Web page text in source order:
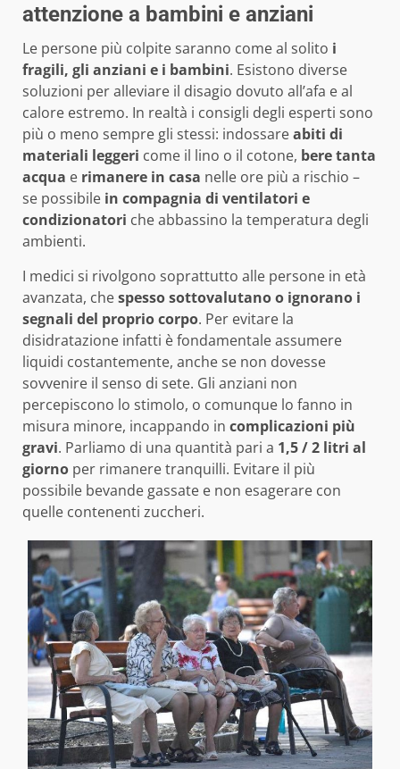
attenzione a bambini e anziani
Le persone più colpite saranno come al solito i
fragili, gli anziani e i bambini. Esistono diverse
soluzioni per alleviare il disagio dovuto all’afa e al
calore estremo. In realtà i consigli degli esperti sono
più o meno sempre gli stessi: indossareabiti di
materiali leggeri come il lino o il cotone, bere tanta
acqua e rimanere in casa nelle ore più a rischio –
se possibile in compagnia di ventilatori e
condizionatori che abbassino la temperatura degli
ambienti.
I medici si rivolgono soprattutto alle persone in età
avanzata, chespesso sottovalutano o ignorano i
segnali del proprio corpo. Per evitare la
disidratazione infatti è fondamentale assumere
liquidi costantemente, anche se non dovesse
sovvenire il senso di sete. Gli anziani non
percepiscono lo stimolo, o comunque lo fanno in
misura minore, incappando in complicazioni più
gravi. Parliamo di una quantità pari a 1,5 / 2 litri al
giorno per rimanere tranquilli. Evitare il più
possibile bevande gassate e non esagerare con
quelle contenenti zuccheri.